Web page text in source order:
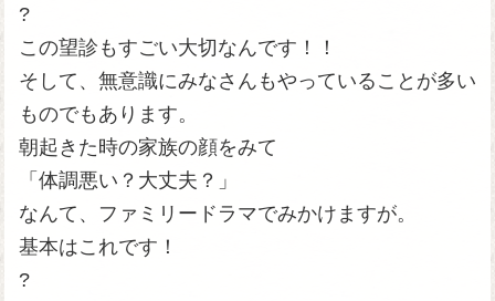
?
この望診もすごい大切なんです！！
そして、無意識にみなさんもやっていることが多い
ものでもあります。
朝起きた時の家族の顔をみて
「体調悪い？大丈夫？」
なんて、ファミリードラマでみかけますが。
基本はこれです！
?